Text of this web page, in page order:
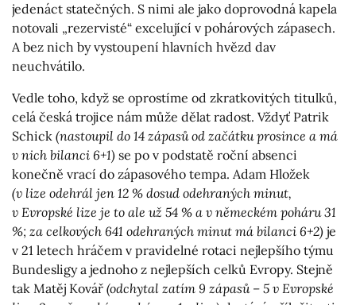
jedenáct statečných. S nimi ale jako doprovodná kapela
notovali „rezervisté“ excelující v pohárových zápasech.
A bez nich by vystoupení hlavních hvězd dav
neuchvátilo.
Vedle toho, když se oprostíme od zkratkovitých titulků,
celá česká trojice nám může dělat radost. Vždyť Patrik
Schick (nastoupil do 14 zápasů od začátku prosince a má
v nich bilanci 6+1) se po v podstatě roční absenci
konečně vrací do zápasového tempa. Adam Hložek
(v lize odehrál jen 12 % dosud odehraných minut,
v Evropské lize je to ale už 54 % a v německém poháru 31
%; za celkových 641 odehraných minut má bilanci 6+2) je
v 21 letech hráčem v pravidelné rotaci nejlepšího týmu
Bundesligy a jednoho z nejlepších celků Evropy. Stejně
tak Matěj Kovář (odchytal zatím 9 zápasů – 5 v Evropské